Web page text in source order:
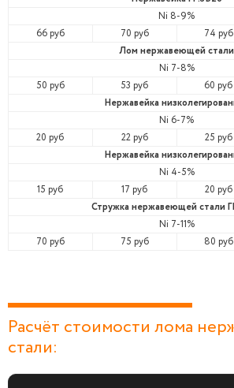
Ni 8-9%
66 руб
70 руб 74 руб
Лом нержавеющей стали
Ni 7-8%
50 руб
53 руб 60 руб
Нержавейка
Ni 6-7%
20 руб
22 руб 25 руб
Нержавейка
Ni 4-5%
15 руб
17 руб 20 руб
Стружка нержавеющей стали
Ni 7-11%
70 руб
75 руб 80 руб
Расчёт стоимости лома
стали: